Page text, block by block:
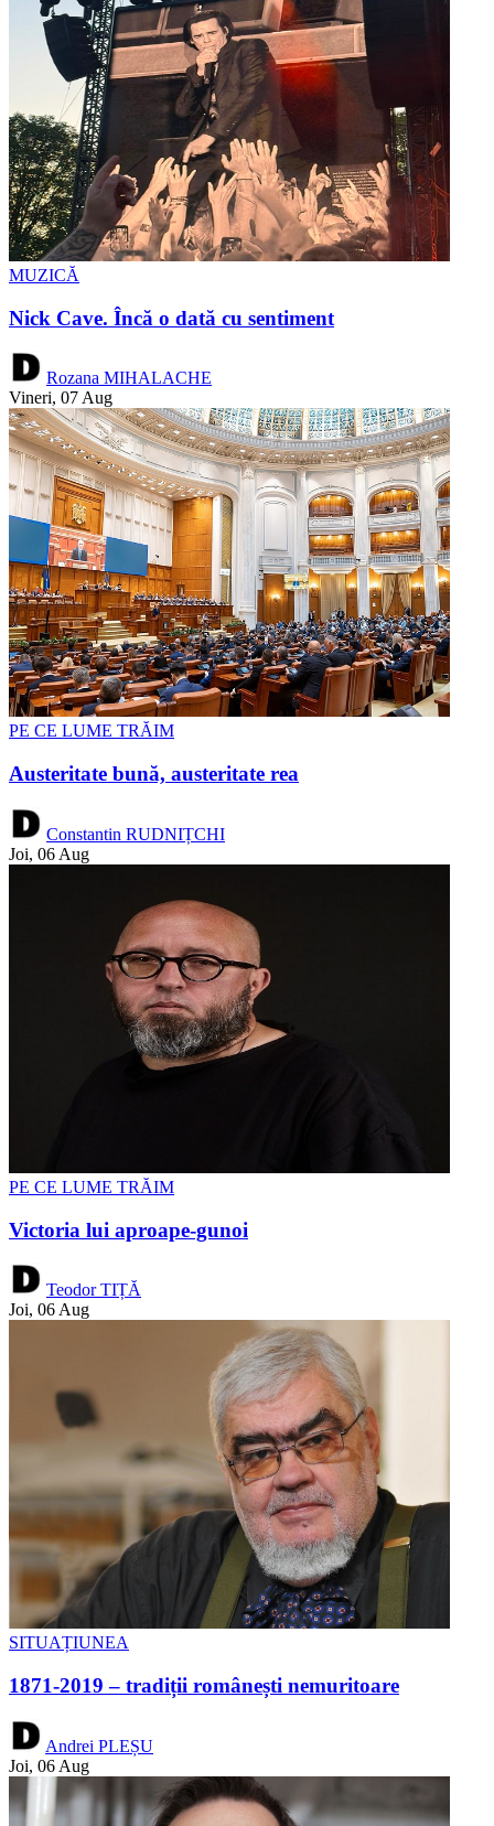
MUZICĂ
Nick Cave. Încă o dată cu sentiment
Rozana MIHALACHE
Vineri, 07 Aug
PE CE LUME TRĂIM
Austeritate bună, austeritate rea
Constantin RUDNIȚCHI
Joi, 06 Aug
PE CE LUME TRĂIM
Victoria lui aproape-gunoi
Teodor TIȚĂ
Joi, 06 Aug
SITUAȚIUNEA
1871-2019 – tradiții românești nemuritoare
Andrei PLEȘU
Joi, 06 Aug